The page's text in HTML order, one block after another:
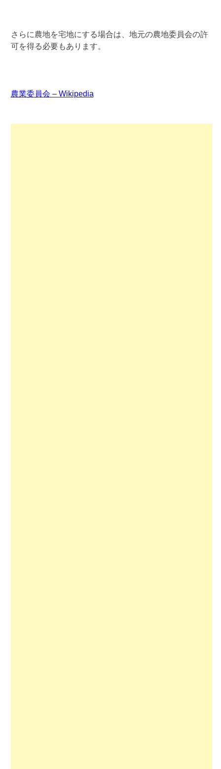
さらに農地を宅地にする場合は、地元の農地委員会の許
可を得る必要もあります。
農業委員会 – Wikipedia